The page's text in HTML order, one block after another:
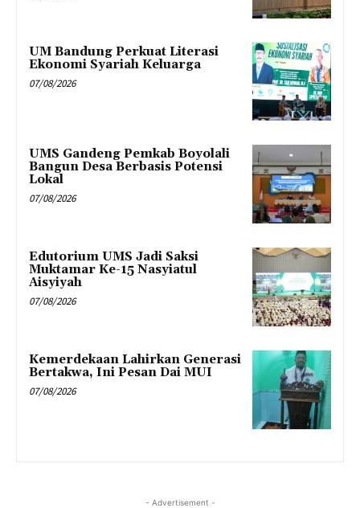
UM Bandung Perkuat Literasi
Ekonomi Syariah Keluarga
07/08/2026
UMS Gandeng Pemkab Boyolali
Bangun Desa Berbasis Potensi
Lokal
07/08/2026
Edutorium UMS Jadi Saksi
Muktamar Ke-15 Nasyiatul
Aisyiyah
07/08/2026
Kemerdekaan Lahirkan Generasi
Bertakwa, Ini Pesan Dai MUI
07/08/2026
- Advertisement -